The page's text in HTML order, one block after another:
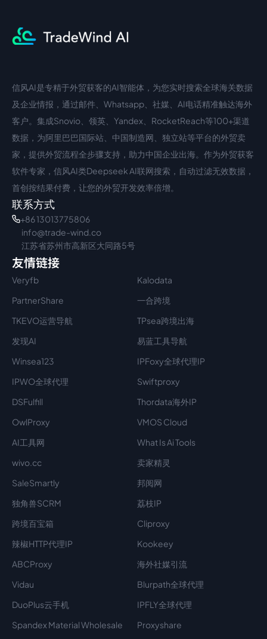
中文入口
信风AI是专精于外贸获客的AI智能体，为您实时搜索全球海关数据
及企业情报，通过邮件、Whatsapp、社媒、AI电话精准触达海外
客户。集成Snovio、领英、Yandex、RocketReach等100+渠道
数据，为阿里巴巴国际站、中国制造网、独立站等平台的外贸卖
家，提供外贸流程全步骤支持，助力中国企业出海。作为外贸获客
软件专家，信风AI类Deepseek AI联网搜索，自动过滤无效数据，
首创按结果付费，让您的外贸开发效率倍增。
联系方式
+86 13013775806
info@trade-wind.co
江苏省苏州市高新区大同路5号
友情链接
Veryfb
Kalodata
PartnerShare
一合跨境
TKEVO运营导航
TPsea跨境出海
发现AI
易蓝工具导航
Winsea123
IPFoxy全球代理IP
IPWO全球代理
Swiftproxy
DSFulfill
Thordata海外IP
OwlProxy
VMOS Cloud
AI工具网
What Is Ai Tools
wivo.cc
卖家精灵
SaleSmartly
邦阅网
独角兽SCRM
荔枝IP
跨境百宝箱
Cliproxy
辣椒HTTP代理IP
Kookeey
ABCProxy
海外社媒引流
Vidau
Blurpath全球代理
DuoPlus云手机
IPFLY全球代理
Spandex Material Wholesale​
Proxyshare